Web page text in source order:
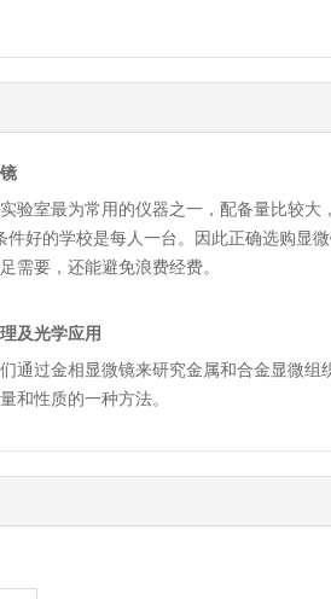
验室最为常用的仪器之一，配备量比较大
件好的学校是每人一台。因此正确选购显
需要，还能避免浪费经费。
及光学应用
通过金相显微镜来研究金属和合金显微组
和性质的一种方法。